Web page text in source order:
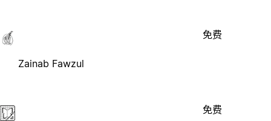
Zainab Fawzul
免费
免费